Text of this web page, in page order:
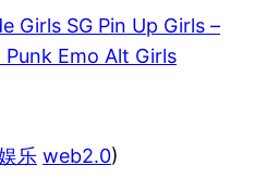
Girls SG Pin Up Girls –
Emo Alt Girls
乐 web2.0)